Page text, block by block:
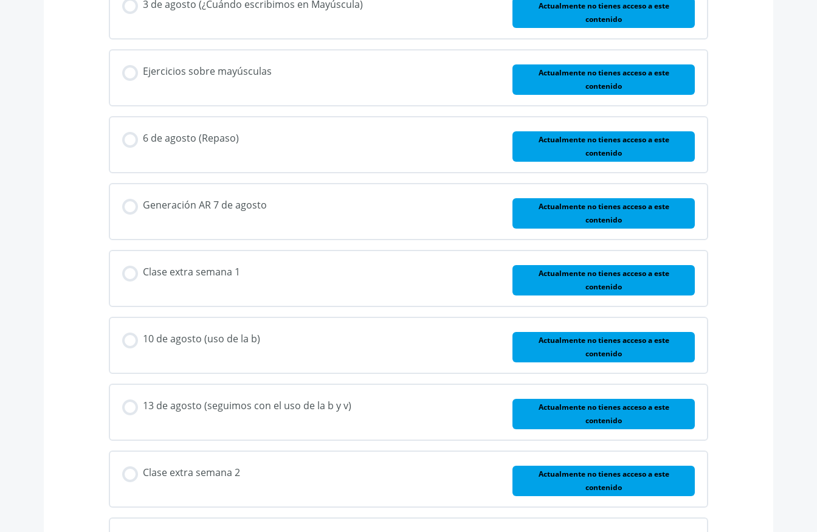
3 de agosto (¿Cuándo escribimos en Mayúscula)
Actualmente no tienes acceso a este
contenido
Ejercicios sobre mayúsculas
Actualmente no tienes acceso a este
contenido
6 de agosto (Repaso)
Actualmente no tienes acceso a este
contenido
Generación AR 7 de agosto
Actualmente no tienes acceso a este
contenido
Clase extra semana 1
Actualmente no tienes acceso a este
contenido
10 de agosto (uso de la b)
Actualmente no tienes acceso a este
contenido
13 de agosto (seguimos con el uso de la b y v)
Actualmente no tienes acceso a este
contenido
Clase extra semana 2
Actualmente no tienes acceso a este
contenido